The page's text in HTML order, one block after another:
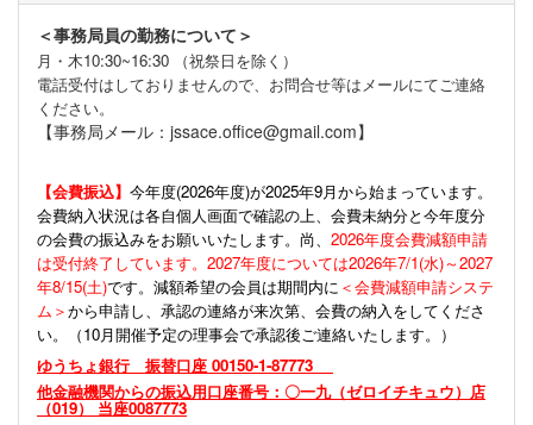
＜事務局員の勤務について＞
月・木10:30~16:30 （祝祭日を除く）
電話受付はしておりませんので、お問合せ等はメールにてご連絡
ください。
【事務局メール：jssace.office@gmail.com】
【会費振込】 今年度(2026年度)が2025年9月から始まっています。
会費納入状況は各自個人画面で確認の上、会費未納分と今年度分
の会費の振込みをお願いいたします。尚、 2026年度会費減額申請
は受付終了しています。2027年度については2026年7/1(水)～2027
年8/15(土)です。減額希望の会員は期間内に ＜会費減額申請システ
ム＞から申請し、承認の連絡が来次第、会費の納入をしてくださ
い。（10月開催予定の理事会で承認後ご連絡いたします。）
ゆうちょ銀行 振替口座 00150-1-87773
他金融機関からの振込用口座番号：〇一九（ゼロイチキュウ）店
（019） 当座0087773